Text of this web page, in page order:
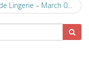
Chá de Lingerie – March 07, 2019 at 03:31PM